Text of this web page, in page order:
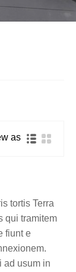
as
tortis Terra
qui tramitem
fiunt e
ad usum in